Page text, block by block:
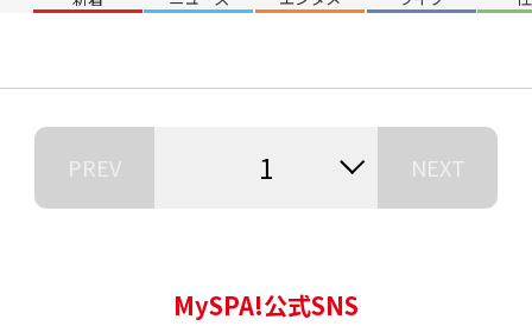
PREV 1 NEXT